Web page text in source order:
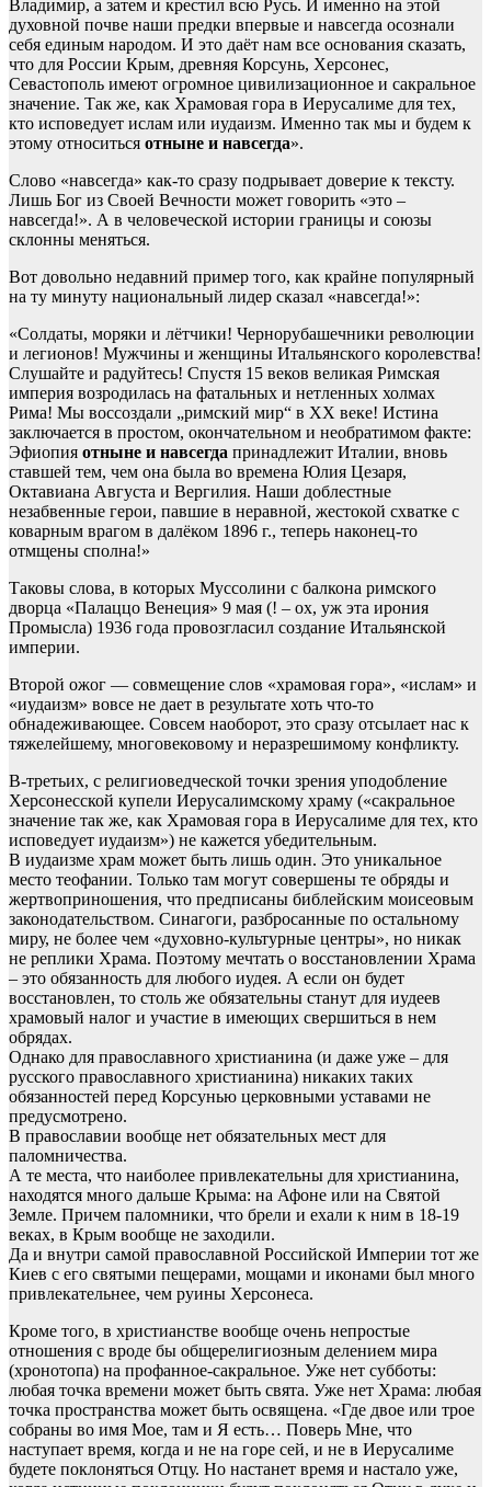
Владимир, а затем и крестил всю Русь. И именно на этой
духовной почве наши предки впервые и навсегда осознали
себя единым народом. И это даёт нам все основания сказать,
что для России Крым, древняя Корсунь, Херсонес,
Севастополь имеют огромное цивилизационное и сакральное
значение. Так же, как Храмовая гора в Иерусалиме для тех,
кто исповедует ислам или иудаизм. Именно так мы и будем к
этому относиться отныне и навсегда».
Слово «навсегда» как-то сразу подрывает доверие к тексту.
Лишь Бог из Своей Вечности может говорить «это –
навсегда!». А в человеческой истории границы и союзы
склонны меняться.
Вот довольно недавний пример того, как крайне популярный
на ту минуту национальный лидер сказал «навсегда!»:
«Солдаты, моряки и лётчики! Чернорубашечники революции
и легионов! Мужчины и женщины Итальянского королевства!
Слушайте и радуйтесь! Спустя 15 веков великая Римская
империя возродилась на фатальных и нетленных холмах
Рима! Мы воссоздали „римский мир“ в XX веке! Истина
заключается в простом, окончательном и необратимом факте:
Эфиопия отныне и навсегда принадлежит Италии, вновь
ставшей тем, чем она была во времена Юлия Цезаря,
Октавиана Августа и Вергилия. Наши доблестные
незабвенные герои, павшие в неравной, жестокой схватке с
коварным врагом в далёком 1896 г., теперь наконец-то
отмщены сполна!»
Таковы слова, в которых Муссолини с балкона римского
дворца «Палаццо Венеция» 9 мая (! – ох, уж эта ирония
Промысла) 1936 года провозгласил создание Итальянской
империи.
Второй ожог — совмещение слов «храмовая гора», «ислам» и
«иудаизм» вовсе не дает в результате хоть что-то
обнадеживающее. Совсем наоборот, это сразу отсылает нас к
тяжелейшему, многовековому и неразрешимому конфликту.
В-третьих, с религиоведческой точки зрения уподобление
Херсонесской купели Иерусалимскому храму («сакральное
значение так же, как Храмовая гора в Иерусалиме для тех, кто
исповедует иудаизм») не кажется убедительным.
В иудаизме храм может быть лишь один. Это уникальное
место теофании. Только там могут совершены те обряды и
жертвоприношения, что предписаны библейским моисеовым
законодательством. Синагоги, разбросанные по остальному
миру, не более чем «духовно-культурные центры», но никак
не реплики Храма. Поэтому мечтать о восстановлении Храма
– это обязанность для любого иудея. А если он будет
восстановлен, то столь же обязательны станут для иудеев
храмовый налог и участие в имеющих свершиться в нем
обрядах.
Однако для православного христианина (и даже уже – для
русского православного христианина) никаких таких
обязанностей перед Корсунью церковными уставами не
предусмотрено.
В православии вообще нет обязательных мест для
паломничества.
А те места, что наиболее привлекательны для христианина,
находятся много дальше Крыма: на Афоне или на Святой
Земле. Причем паломники, что брели и ехали к ним в 18-19
веках, в Крым вообще не заходили.
Да и внутри самой православной Российской Империи тот же
Киев с его святыми пещерами, мощами и иконами был много
привлекательнее, чем руины Херсонеса.
Кроме того, в христианстве вообще очень непростые
отношения с вроде бы общерелигиозным делением мира
(хронотопа) на профанное-сакральное. Уже нет субботы:
любая точка времени может быть свята. Уже нет Храма: любая
точка пространства может быть освящена. «Где двое или трое
собраны во имя Мое, там и Я есть… Поверь Мне, что
наступает время, когда и не на горе сей, и не в Иерусалиме
будете поклоняться Отцу. Но настанет время и настало уже,